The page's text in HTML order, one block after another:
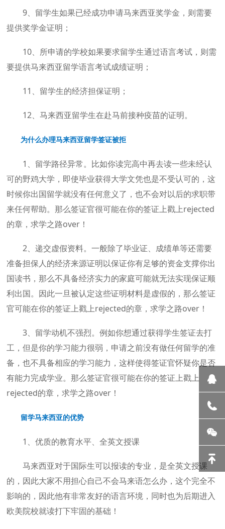
9、留学生如果已经成功申请马来西亚奖学金，则需要
提供奖学金证明；
10、所申请的学校如果要求留学生通过语言考试，则需
要提供马来西亚留学语言考试成绩证明；
11、留学生的经济担保证明；
12、马来西亚留学生在赴马前接种疫苗的证明。
为什么办理马来西亚留学签证被拒
1、留学路径异常。比如你读完高中再去读一些未经认
可的野鸡大学，即使毕业获得大学文凭也是不受认可的，这
时候你出国留学就没有任何意义了，也不会对以后的求职带
来任何帮助。那么签证官很可能在你的签证上戳上rejected
的章，求学之路over！
2、递交虚假资料。一般除了毕业证、成绩单等还需要
准备担保人的经济来源证明以保证你有足够的资金支撑你出
国读书，那么不具备经济实力的家庭可能就无法实现保证顺
利出国。因此一旦被认定这些证明材料是虚假的，那么签证
官可能在你的签证上戳上rejected的章，求学之路over！
3、留学动机不强烈。例如你想通过获得学生签证去打
工，但是你的学习能力很弱，申请之前没有做任何留学的准
备，也不具备相应的学习能力，这样使得签证官怀疑你是否
有能力完成学业。那么签证官很可能在你的签证上戳上
rejected的章，求学之路over！
留学马来西亚的优势
1、优质的教育水平、全英文授课
马来西亚对于国际生可以报读的专业，是全英文授课
的，因此大家不用担心自己不会马来语怎么办，这个完全不
影响的，因此他有非常友好的语言环境，同时也为后期进入
欧美院校就读打下牢固的基础！